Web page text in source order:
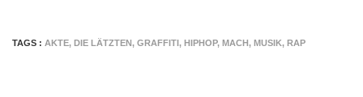
TAGS : AKTE, DIE LÄTZTEN, GRAFFITI, HIPHOP, MACH, MUSIK, RAP